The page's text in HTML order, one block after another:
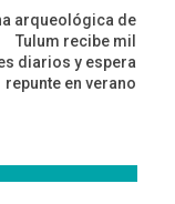
arqueológica de
Tulum recibe mil
diarios y espera
repunte en verano